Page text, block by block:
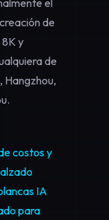
el
de
y
de
Hangzhou,
costos y
IA
para